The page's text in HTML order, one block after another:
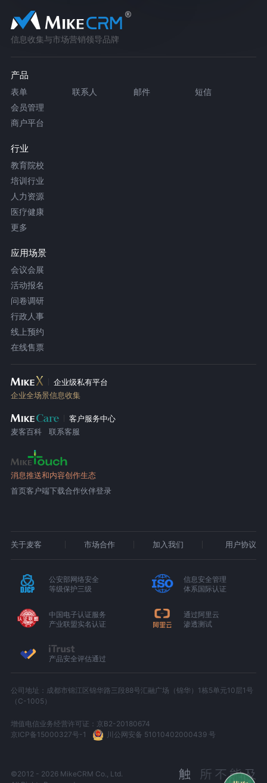
信息收集与市场营销领导品牌
产品
表单 联系人 邮件
短信
会员管理
商户平台
行业
教育院校
培训行业
人力资源
医疗健康
更多
应用场景
会议会展
活动报名
问卷调研
行政人事
线上预约
在线售票
企业级私有平台
企业全场景信息收集
客户服务中心
麦客百科
联系客服
消息推送和内容创作生态
首页客户端下载合作伙伴登录
关于麦客 市场合作 加入我们 用户协议
公安部网络安全
等级保护三级
信息安全管理
体系国际认证
中国电子认证服务
产业联盟实名认证
通过阿里云
渗透测试
产品安全评估通过
公司地址：成都市锦江区锦华路三段88号汇融广场（锦华）1栋5单元10层1号
（C-1005）
增值电信业务经营许可证：京B2-20180674
京ICP备15000327号-1
川公网安备 51010402000439 号
©2012 - 2026 MikeCRM Co., Ltd.